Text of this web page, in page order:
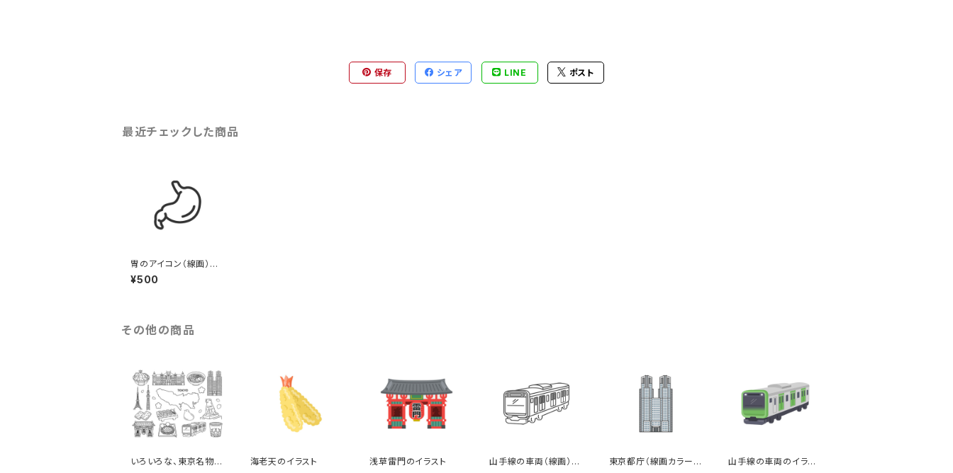
保存 シェア LINE ポスト
最近チェックした商品
胃のアイコン（線画）の
イラスト
¥500
その他の商品
いろいろな、東京名物
海老天のイラスト 浅草雷門のイラスト
山手線の車両（線画）の
東京都庁（線画カラー）
山手線の車両のイラス